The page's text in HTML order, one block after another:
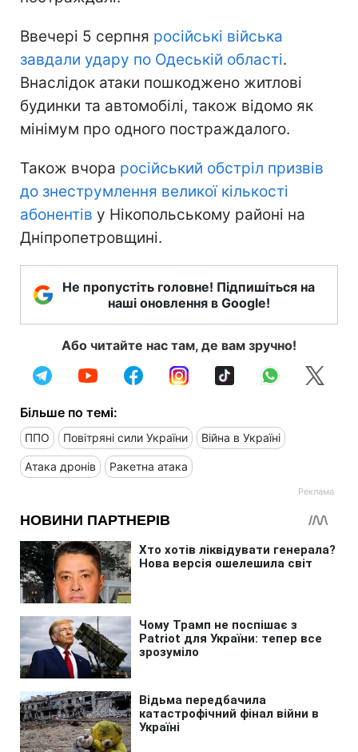
Ввечері 5 серпня російські війська
завдали удару по Одеській області.
Внаслідок атаки пошкоджено житлові
будинки та автомобілі, також відомо як
мінімум про одного постраждалого.
Також вчора російський обстріл призвів
до знеструмлення великої кількості
абонентів у Нікопольському районі на
Дніпропетровщині.
Не пропустіть головне! Підпишіться на
наші оновлення в Google!
Або читайте нас там, де вам зручно!
Більше по темі:
ППО Повітряні сили України Війна в Україні
Атака дронів Ракетна атака